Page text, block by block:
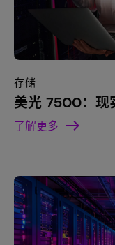
存储
美光 7500：现
了解更多